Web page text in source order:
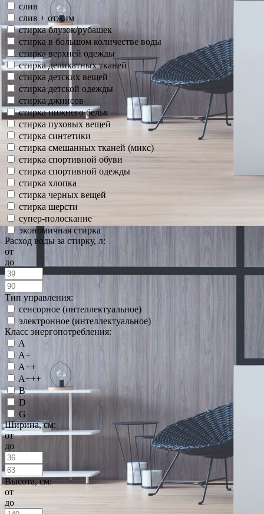
слив
слив + отжим
стирка блузок/рубашек
стирка в большом количестве воды
стирка верхней одежды
стирка деликатных тканей
стирка детских вещей
стирка детской одежды
стирка джинсов
стирка нижнего белья
стирка пуховых вещей
стирка синтетики
стирка смешанных тканей (микс)
стирка спортивной обуви
стирка спортивной одежды
стирка хлопка
стирка черных вещей
стирка шерсти
супер-полоскание
экономичная стирка
Расход воды за стирку, л:
от
до
Тип управления:
сенсорное (интеллектуальное)
электронное (интеллектуальное)
Класс энергопотребления:
A
A+
A++
A+++
B
D
G
Ширина, см:
от
до
Высота, см:
от
до